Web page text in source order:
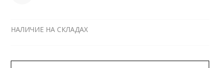
НАЛИЧИЕ НА СКЛАДАХ